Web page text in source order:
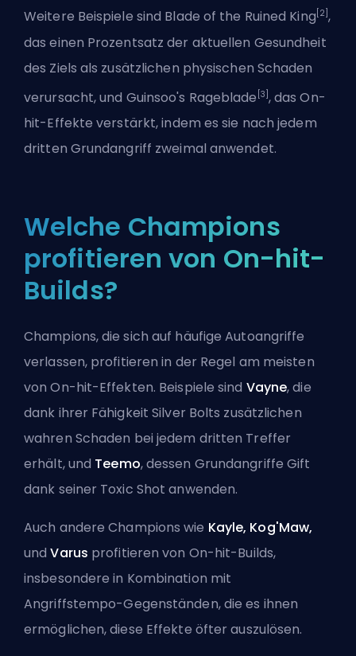
Weitere Beispiele sind Blade of the Ruined King [2] ,
das einen Prozentsatz der aktuellen Gesundheit
des Ziels als zusätzlichen physischen Schaden
verursacht, und Guinsoo's Rageblade [3], das On-
hit-Effekte verstärkt, indem es sie nach jedem
dritten Grundangriff zweimal anwendet.
Welche Champions
profitieren von On-hit-
Builds?
Champions, die sich auf häufige Autoangriffe
verlassen, profitieren in der Regel am meisten
von On-hit-Effekten. Beispiele sind Vayne, die
dank ihrer Fähigkeit Silver Bolts zusätzlichen
wahren Schaden bei jedem dritten Treffer
erhält, und Teemo, dessen Grundangriffe Gift
dank seiner Toxic Shot anwenden.
Auch andere Champions wie Kayle, Kog'Maw,
und Varus profitieren von On-hit-Builds,
insbesondere in Kombination mit
Angriffstempo-Gegenständen, die es ihnen
ermöglichen, diese Effekte öfter auszulösen.